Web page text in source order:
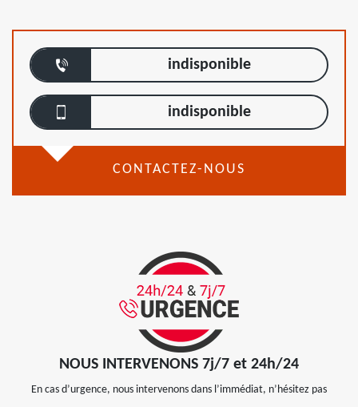
indisponible
indisponible
CONTACTEZ-NOUS
NOUS INTERVENONS 7j/7 et 24h/24
En cas d’urgence, nous intervenons dans l’immédiat, n’hésitez pas